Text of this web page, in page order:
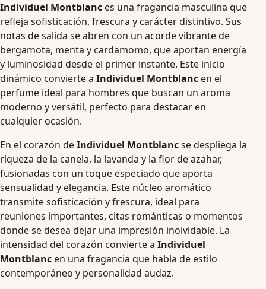
Individuel Montblanc es una fragancia masculina que
refleja sofisticación, frescura y carácter distintivo. Sus
notas de salida se abren con un acorde vibrante de
bergamota, menta y cardamomo, que aportan energía
y luminosidad desde el primer instante. Este inicio
dinámico convierte a Individuel Montblanc en el
perfume ideal para hombres que buscan un aroma
moderno y versátil, perfecto para destacar en
cualquier ocasión.
En el corazón deIndividuel Montblancse despliega la
riqueza de la canela, la lavanda y la flor de azahar,
fusionadas con un toque especiado que aporta
sensualidad y elegancia. Este núcleo aromático
transmite sofisticación y frescura, ideal para
reuniones importantes, citas románticas o momentos
donde se desea dejar una impresión inolvidable. La
intensidad del corazón convierte a Individuel
Montblanc en una fragancia que habla de estilo
contemporáneo y personalidad audaz.